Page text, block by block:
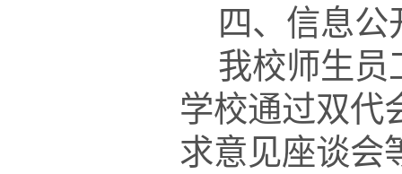
四、信息
我校师生员
学校通过双代
求意见座谈会